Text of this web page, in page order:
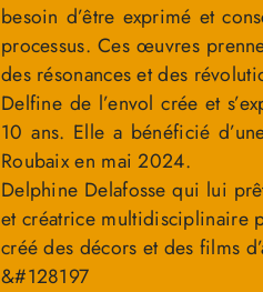
besoin d’être exprimé et
processus. Ces œuvres
des résonances et des
Delfine de l’envol crée et
10 ans. Elle a bénéficié
Roubaix en mai 2024.
Delphine Delafosse qui lui
et créatrice multidisciplinaire
créé des décors et des films
&#128197